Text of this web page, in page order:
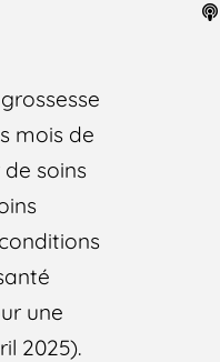
mois de
soins
une
2025).